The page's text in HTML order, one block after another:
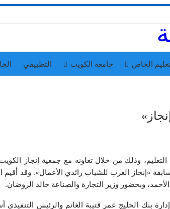
الخاص جامعة الكويت التطبيقي
وذلك من خلال تعاونه مع جمعية إنجاز
«إنجاز العرب للشباب رائدي الأعمال». وقد أقيم
وبحضور وزير التجارة والصناعة خالد الروضان.
الخليج عمر قتيبة الغانم والرئيس التنفيذي